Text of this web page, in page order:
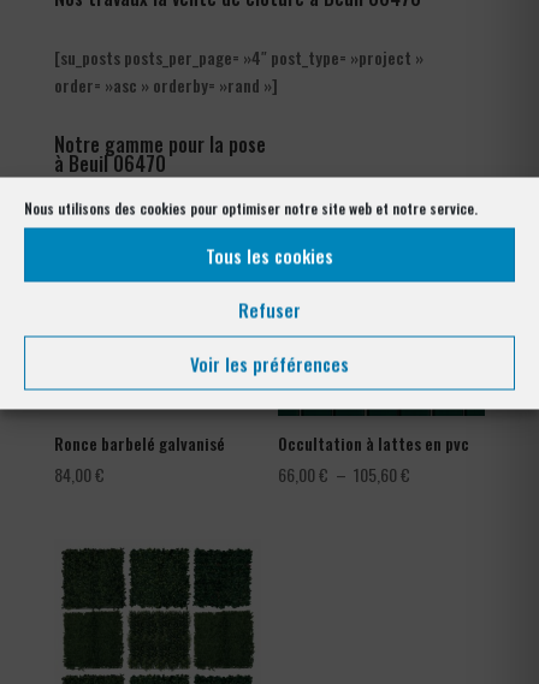
Nous utilisons des cookies pour optimiser notre site web et notre service.
Tous les cookies
Refuser
Voir les préférences
[su_posts posts_per_page= »4″ post_type= »project »
order= »asc » orderby= »rand »]
Notre gamme pour la pose
à Beuil 06470
Ronce barbelé galvanisé
84,00€
Occultation à lattes en pvc
66,00€ – 105,60€